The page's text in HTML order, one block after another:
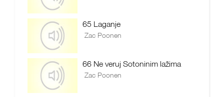
65 Laganje
Zac Poonen
66 Ne veruj Sotoninim lažima
Zac Poonen